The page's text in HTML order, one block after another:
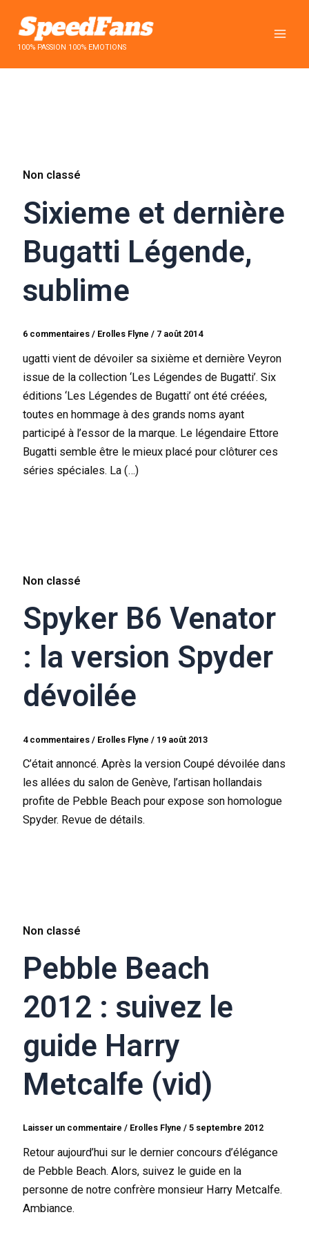
contenu100% PASSION 100% EMOTIONS
Non classé
Sixieme et dernière
Bugatti Légende,
sublime
6 commentaires / Erolles Flyne/ 7 août 2014
ugatti vient de dévoiler sa sixième et dernière Veyron
issue de la collection ‘Les Légendes de Bugatti’. Six
éditions ‘Les Légendes de Bugatti’ ont été créées,
toutes en hommage à des grands noms ayant
participé à l’essor de la marque. Le légendaire Ettore
Bugatti semble être le mieux placé pour clôturer ces
séries spéciales. La (…)
Non classé
Spyker B6 Venator
: la version Spyder
dévoilée
4 commentaires / Erolles Flyne/ 19 août 2013
C’était annoncé. Après la version Coupé dévoilée dans
les allées du salon de Genève, l’artisan hollandais
profite de Pebble Beach pour expose son homologue
Spyder. Revue de détails.
Non classé
Pebble Beach
2012 : suivez le
guide Harry
Metcalfe (vid)
Laisser un commentaire / Erolles Flyne/5 septembre 2012
Retour aujourd’hui sur le dernier concours d’élégance
de Pebble Beach. Alors, suivez le guide en la
personne de notre confrère monsieur Harry Metcalfe.
Ambiance.